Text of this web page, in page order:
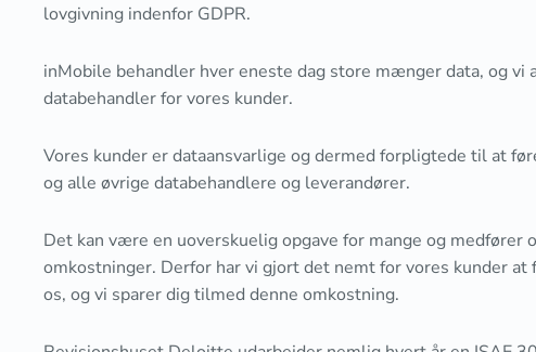
lovgivning indenfor GDPR.
inMobile behandler hver eneste dag store mænger data, og vi
databehandler for vores kunder.
Vores kunder er dataansvarlige og dermed forpligtede til at
og alle øvrige databehandlere og leverandører.
Det kan være en uoverskuelig opgave for mange og medfører
omkostninger. Derfor har vi gjort det nemt for vores kunder at
os, og vi sparer dig tilmed denne omkostning.